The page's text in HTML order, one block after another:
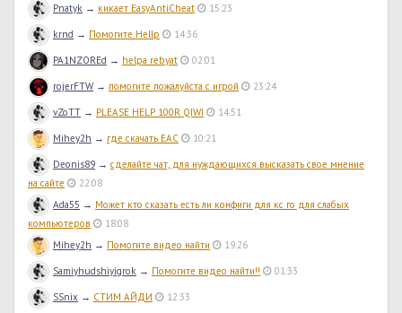
Pnatyk → кикает EasyAntiCheat 15:23
krnd → Помогите Hellp 14:36
PA1NZOREd → helpa rebyat 02:01
rojerFTW → помогите пожалуйста с игрой 23:24
vZoTT → PLEASE HELP 100R QIWI 14:51
Mihey2h → где скачать EAC 10:21
Deonis89 → сделайте чат, для нуждающихся высказать свое мнение
на сайте
22:08
Ada55 → Может кто сказать есть ли конфиги для кс го для слабых
компьютеров
18:08
Mihey2h → Помогите видео найти 19:26
Samiyhudshiyigrok → Помогите видео найти!! 01:33
SSnix → СТИМ АЙДИ 12:33